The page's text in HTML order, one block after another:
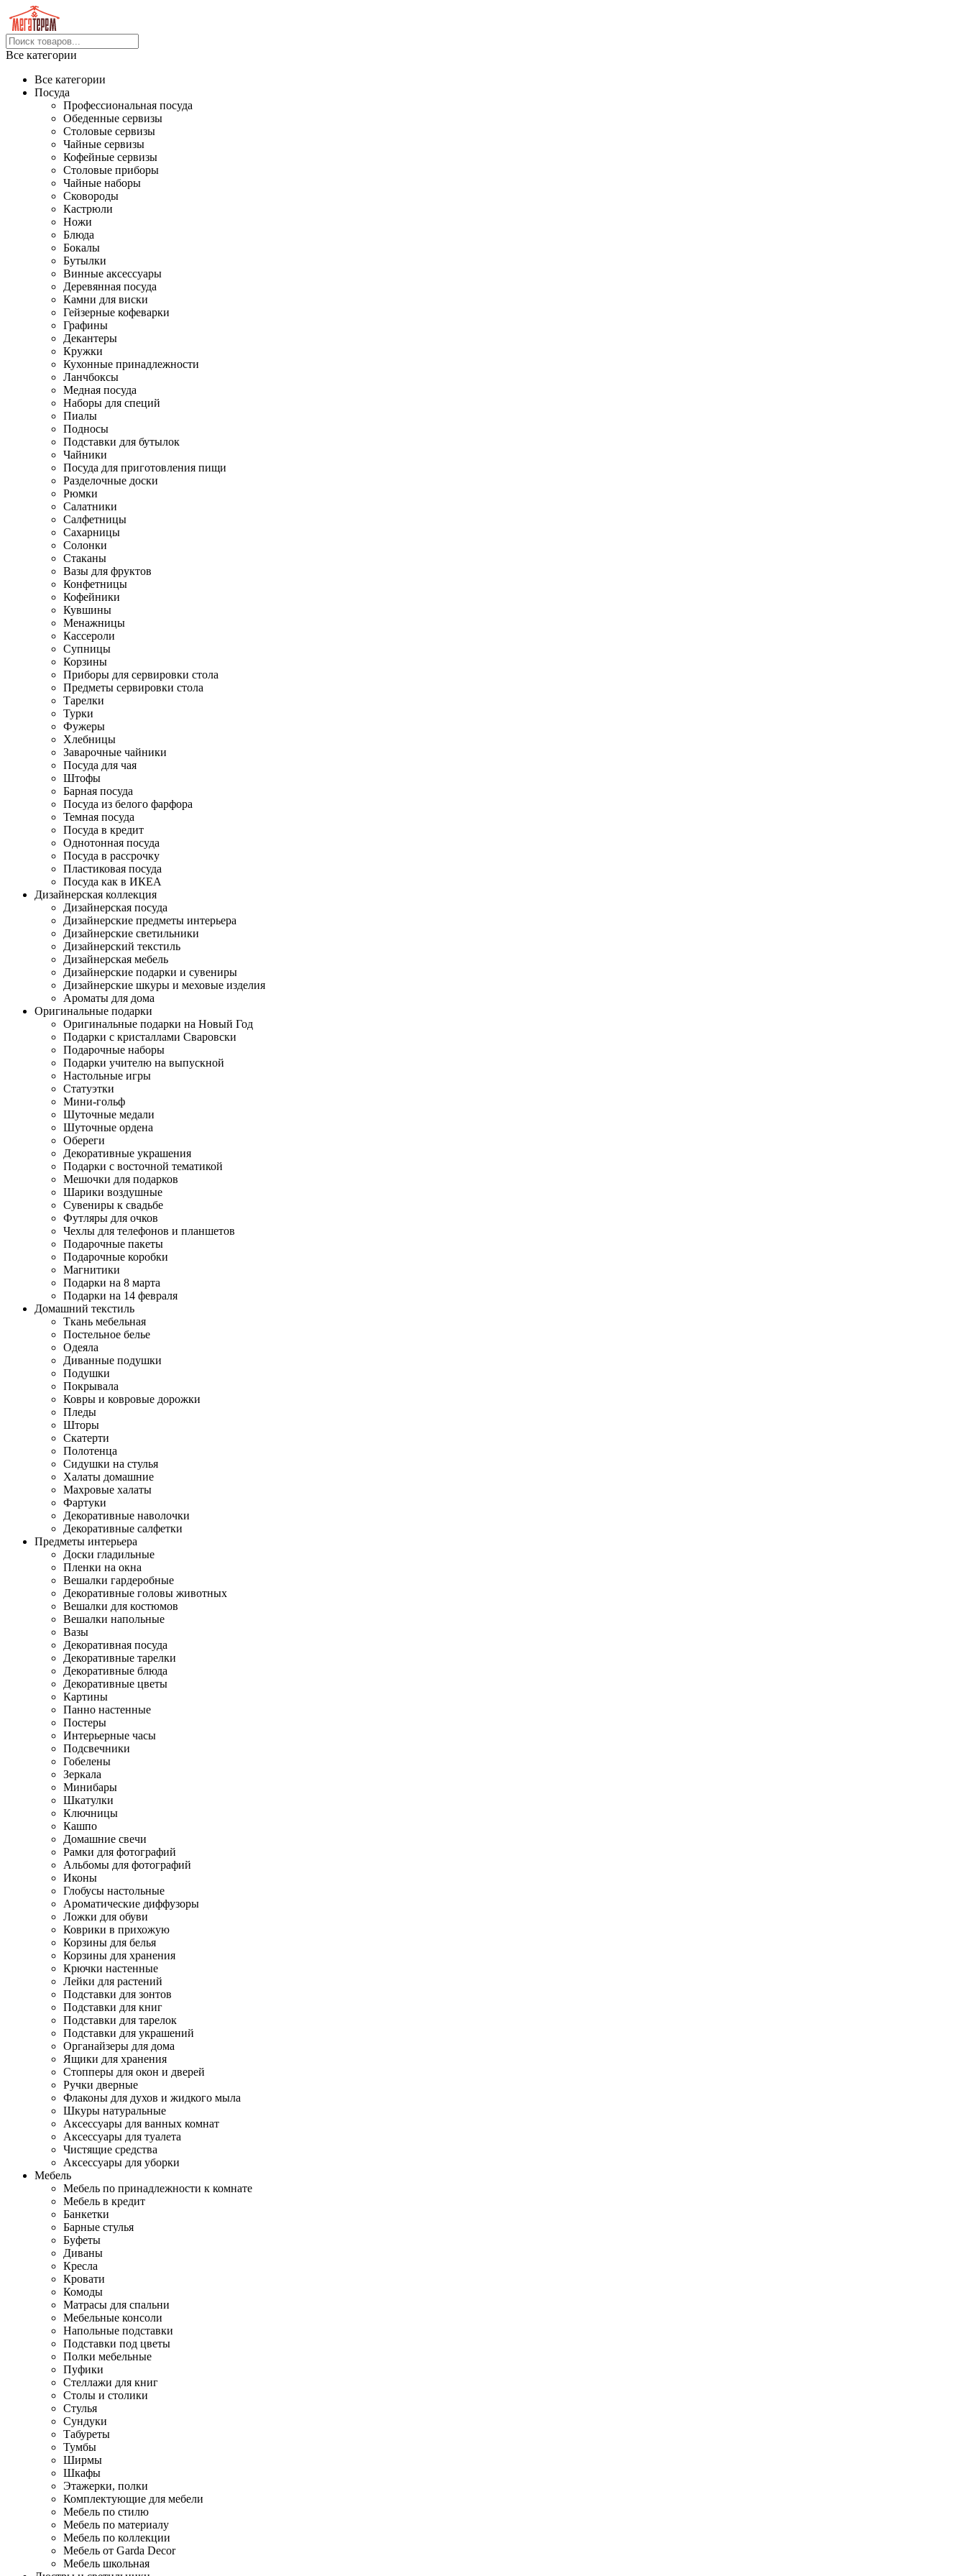
Все категории
Все категории
Посуда
Профессиональная посуда
Обеденные сервизы
Столовые сервизы
Чайные сервизы
Кофейные сервизы
Столовые приборы
Чайные наборы
Сковороды
Кастрюли
Ножи
Блюда
Бокалы
Бутылки
Винные аксессуары
Деревянная посуда
Камни для виски
Гейзерные кофеварки
Графины
Декантеры
Кружки
Кухонные принадлежности
Ланчбоксы
Медная посуда
Наборы для специй
Пиалы
Подносы
Подставки для бутылок
Чайники
Посуда для приготовления пищи
Разделочные доски
Рюмки
Салатники
Салфетницы
Сахарницы
Солонки
Стаканы
Вазы для фруктов
Конфетницы
Кофейники
Кувшины
Менажницы
Кассероли
Супницы
Корзины
Приборы для сервировки стола
Предметы сервировки стола
Тарелки
Турки
Фужеры
Хлебницы
Заварочные чайники
Посуда для чая
Штофы
Барная посуда
Посуда из белого фарфора
Темная посуда
Посуда в кредит
Однотонная посуда
Посуда в рассрочку
Пластиковая посуда
Посуда как в ИКЕА
Дизайнерская коллекция
Дизайнерская посуда
Дизайнерские предметы интерьера
Дизайнерские светильники
Дизайнерский текстиль
Дизайнерская мебель
Дизайнерские подарки и сувениры
Дизайнерские шкуры и меховые изделия
Ароматы для дома
Оригинальные подарки
Оригинальные подарки на Новый Год
Подарки с кристаллами Сваровски
Подарочные наборы
Подарки учителю на выпускной
Настольные игры
Статуэтки
Мини-гольф
Шуточные медали
Шуточные ордена
Обереги
Декоративные украшения
Подарки с восточной тематикой
Мешочки для подарков
Шарики воздушные
Сувениры к свадьбе
Футляры для очков
Чехлы для телефонов и планшетов
Подарочные пакеты
Подарочные коробки
Магнитики
Подарки на 8 марта
Подарки на 14 февраля
Домашний текстиль
Ткань мебельная
Постельное белье
Одеяла
Диванные подушки
Подушки
Покрывала
Ковры и ковровые дорожки
Пледы
Шторы
Скатерти
Полотенца
Сидушки на стулья
Халаты домашние
Махровые халаты
Фартуки
Декоративные наволочки
Декоративные салфетки
Предметы интерьера
Доски гладильные
Пленки на окна
Вешалки гардеробные
Декоративные головы животных
Вешалки для костюмов
Вешалки напольные
Вазы
Декоративная посуда
Декоративные тарелки
Декоративные блюда
Декоративные цветы
Картины
Панно настенные
Постеры
Интерьерные часы
Подсвечники
Гобелены
Зеркала
Минибары
Шкатулки
Ключницы
Кашпо
Домашние свечи
Рамки для фотографий
Альбомы для фотографий
Иконы
Глобусы настольные
Ароматические диффузоры
Ложки для обуви
Коврики в прихожую
Корзины для белья
Корзины для хранения
Крючки настенные
Лейки для растений
Подставки для зонтов
Подставки для книг
Подставки для тарелок
Подставки для украшений
Органайзеры для дома
Ящики для хранения
Стопперы для окон и дверей
Ручки дверные
Флаконы для духов и жидкого мыла
Шкуры натуральные
Аксессуары для ванных комнат
Аксессуары для туалета
Чистящие средства
Аксессуары для уборки
Мебель
Мебель по принадлежности к комнате
Мебель в кредит
Банкетки
Барные стулья
Буфеты
Диваны
Кресла
Кровати
Комоды
Матрасы для спальни
Мебельные консоли
Напольные подставки
Подставки под цветы
Полки мебельные
Пуфики
Стеллажи для книг
Столы и столики
Стулья
Сундуки
Табуреты
Тумбы
Ширмы
Шкафы
Этажерки, полки
Комплектующие для мебели
Мебель по стилю
Мебель по материалу
Мебель по коллекции
Мебель от Garda Decor
Мебель школьная